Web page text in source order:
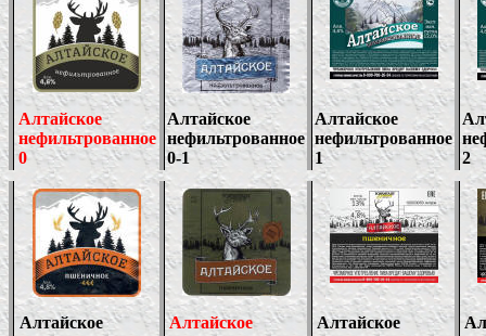
Алтайское
нефильтрованное
0
Алтайское
нефильтрованное
0-1
Алтайское
нефильтрованное
1
2
Алтайское
Алтайское
Алтайское